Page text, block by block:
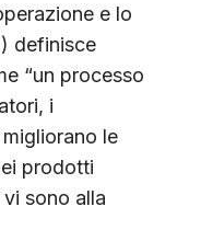
e lo
) definisce
“un processo
i
le
prodotti
sono alla